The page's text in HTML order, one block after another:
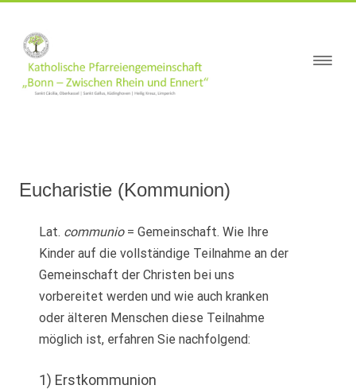
Eucharistie (Kommunion)
Lat. communio= Gemeinschaft. Wie Ihre
Kinder auf die vollständige Teilnahme an der
Gemeinschaft der Christen bei uns
vorbereitet werden und wie auch kranken
oder älteren Menschen diese Teilnahme
möglich ist, erfahren Sie nachfolgend:
1) Erstkommunion